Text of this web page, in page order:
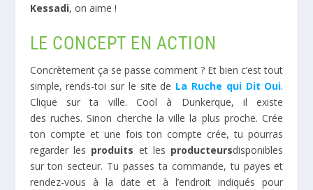
Kessadi, on aime !
LE CONCEPT EN ACTION
Concrètement ça se passe comment ? Et bien c’est tout
simple, rends-toi sur le site de La Ruche qui Dit Oui.
Clique sur ta ville. Cool à Dunkerque, il existe
des ruches. Sinon cherche la ville la plus proche. Crée
ton compte et une fois ton compte crée, tu pourras
regarder les produits et les producteursdisponibles
sur ton secteur. Tu passes ta commande, tu payes et
rendez-vous à la date et à l’endroit indiqués pour